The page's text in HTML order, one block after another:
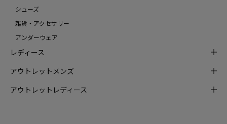
シューズ
雑貨・アクセサリー
アンダーウェア
レディース
アウトレットメンズ
アウトレットレディース